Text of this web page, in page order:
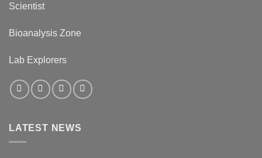
Scientist
Bioanalysis Zone
Lab Explorers
LATEST NEWS